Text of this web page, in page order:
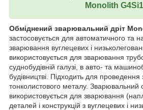
Monolith G4Si1
Обміднений зварювальний дріт
застосовується для автоматичного та
зварювання вуглецевих і
використовується для зварювання
суднобудівній галузі, в авто- та
будівництві. Підходить для
тонколистового металу. Зварювальний
використовується для зварювання
деталей і конструкцій з вуглецевих і